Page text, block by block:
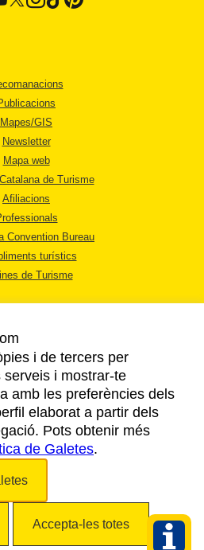
Mapes/GIS
Newsletter
Mapa web
de Turisme
Afiliacions
Convention Bureau
turístics
de Turisme
AVÍS LEGAL
DE PRIVACITAT
COOKIES
i de tercers per
i mostrar-te
amb les preferències dels
elaborat a partir dels
Pots obtenir més
de Galetes.
Accepta-les totes